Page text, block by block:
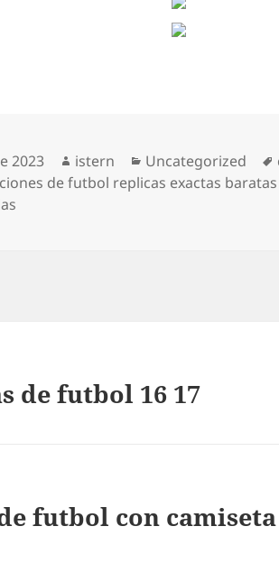
2023 Autor
istern Categorías
Uncategorized
de futbol replicas exactas
de futbol 16 17
futbol con